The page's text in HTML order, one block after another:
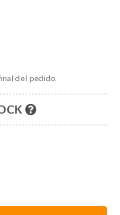
del pedido.